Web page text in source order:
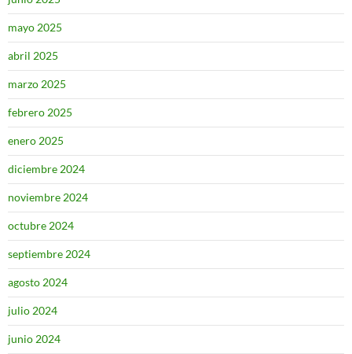
mayo 2025
abril 2025
marzo 2025
febrero 2025
enero 2025
diciembre 2024
noviembre 2024
octubre 2024
septiembre 2024
agosto 2024
julio 2024
junio 2024